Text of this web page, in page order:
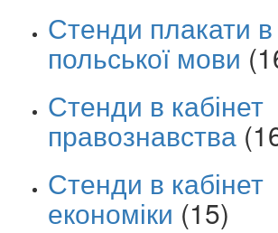
Стенди плакати в
польської мови
Стенди в кабінет
правознавства
Стенди в кабінет
економіки (15)